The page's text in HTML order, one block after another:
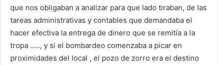
que nos obligaban a analizar para que lado tiraban, de las
tareas administrativas y contables que demandaba el
hacer efectiva la entrega de dinero que se remitía a la
tropa ….., y si el bombardeo comenzaba a picar en
proximidades del local , el pozo de zorro era el destino